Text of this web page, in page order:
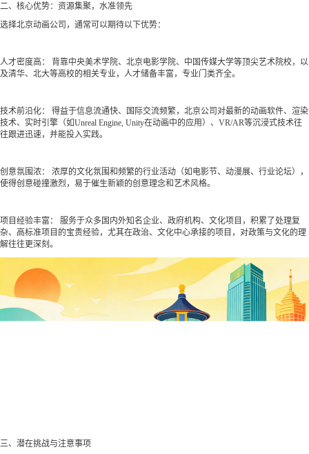
二、核心优势：资源集聚，水准领先
选择北京动画公司，通常可以期待以下优势：
人才密度高： 背靠中央美术学院、北京电影学院、中国传媒大学等顶尖艺术院校，以
及清华、北大等高校的相关专业，人才储备丰富，专业门类齐全。
技术前沿化： 得益于信息流通快、国际交流频繁，北京公司对最新的动画软件、渲染
技术、实时引擎（如Unreal Engine, Unity在动画中的应用）、VR/AR等沉浸式技术往
往跟进迅速，并能投入实践。
创意氛围浓： 浓厚的文化氛围和频繁的行业活动（如电影节、动漫展、行业论坛），
使得创意碰撞激烈，易于催生新颖的创意理念和艺术风格。
项目经验丰富： 服务于众多国内外知名企业、政府机构、文化项目，积累了处理复
杂、高标准项目的宝贵经验，尤其在政治、文化中心承接的项目，对政策与文化的理
解往往更深刻。
三、潜在挑战与注意事项